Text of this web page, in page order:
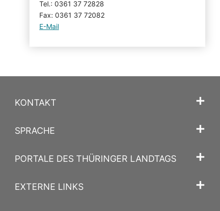
Tel.: 0361 37 72828
Fax: 0361 37 72082
E-Mail
KONTAKT
SPRACHE
PORTALE DES THÜRINGER LANDTAGS
EXTERNE LINKS